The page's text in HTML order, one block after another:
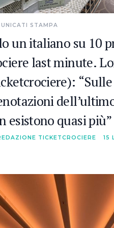
STAMPA
un italiano su 10
last minute.
esistono quasi più”
TICKETCROCIERE 15